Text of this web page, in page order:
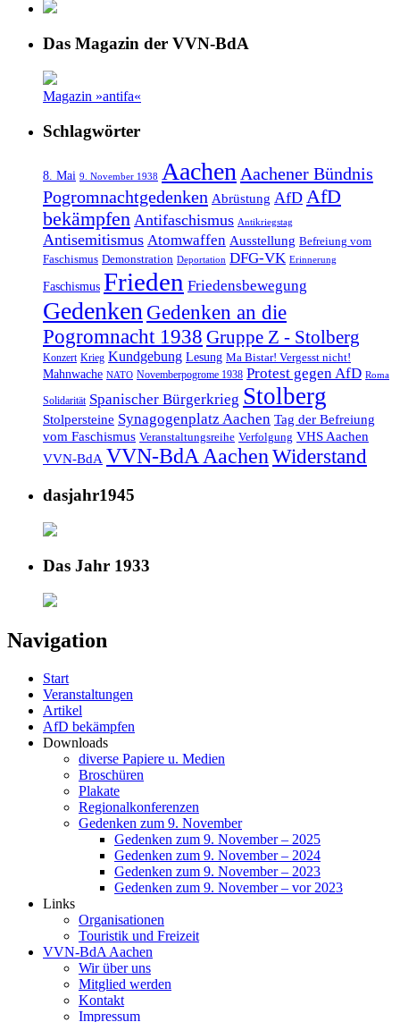
Das Magazin der VVN-BdA
Magazin »antifa«
Schlagwörter
8. Mai 9. November 1938 Aachen Aachener Bündnis
Pogromnachtgedenken Abrüstung AfD AfD
bekämpfen Antifaschismus Antikriegstag
Antisemitismus Atomwaffen Ausstellung Befreiung vom
Faschismus Demonstration Deportation DFG-VK Erinnerung
Faschismus Frieden Friedensbewegung
Gedenken Gedenken an die
Pogromnacht 1938 Gruppe Z - Stolberg
Konzert Krieg Kundgebung Lesung Ma Bistar! Vergesst nicht!
Mahnwache NATO Novemberpogrome 1938 Protest gegen AfD Roma
Solidarität Spanischer Bürgerkrieg Stolberg
Stolpersteine Synagogenplatz Aachen Tag der Befreiung
vom Faschismus Veranstaltungsreihe Verfolgung VHS Aachen
VVN-BdA VVN-BdA AachenWiderstand
dasjahr1945
Das Jahr 1933
Navigation
Start
Veranstaltungen
Artikel
AfD bekämpfen
Downloads
diverse Papiere u. Medien
Broschüren
Plakate
Regionalkonferenzen
Gedenken zum 9. November
Gedenken zum 9. November – 2025
Gedenken zum 9. November – 2024
Gedenken zum 9. November – 2023
Gedenken zum 9. November – vor 2023
Links
Organisationen
Touristik und Freizeit
VVN-BdA Aachen
Wir über uns
Mitglied werden
Kontakt
Impressum